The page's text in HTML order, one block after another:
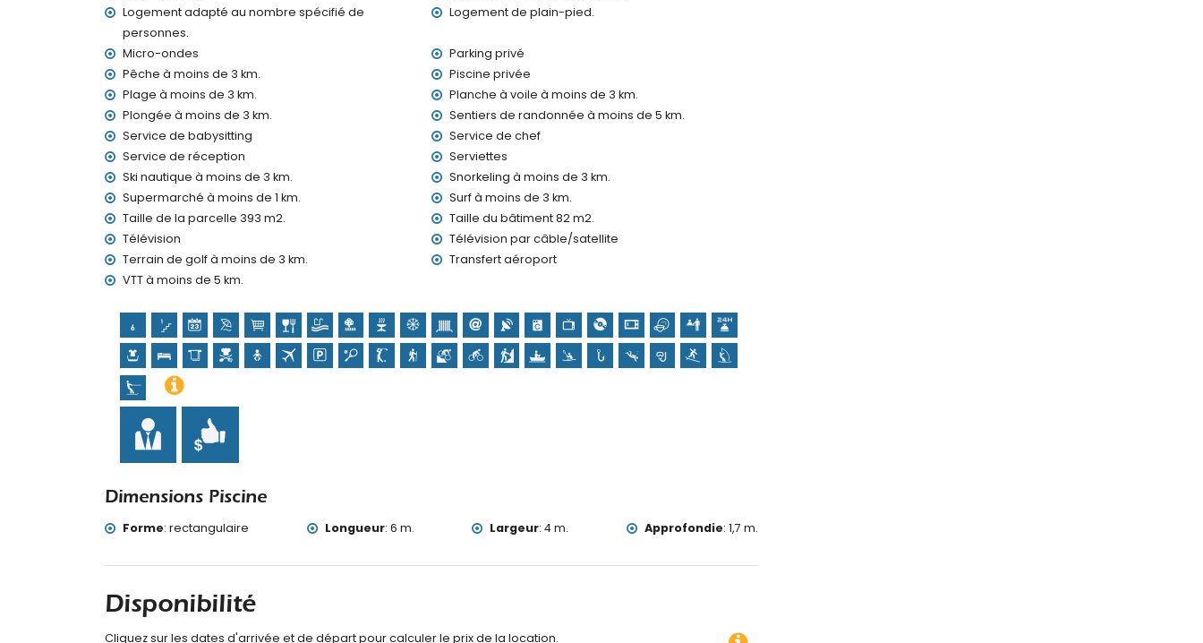
Chauffage par air et climatisation
Équipements et services en supplément
Service d'aéroport
Service de cuisine, service de blanchisserie et service de babysitting
Lit supplémentaire et lits/couffins pour enfants (sur demande)
Activités de divertissement et de loisirs pour vos vacances à Moraira, Costa Blanca
Bar (à moins de 1000 mètres de la maison)
Discothèque et promenade (à moins de 5 kilomètres de la maison)
Sites et culture à Moraira, Costa Blanca
Église, château et ruines (à moins de 5 kilomètres de l'hébergement)
Musée (à moins de 25 kilomètres de l'hébergement)
Sports
à voile et ski nautique (à moins de 5 kilomètres de la villa)
Équitation (à moins de 10 kilomètres de la villa)
Logement adapté au nombre spécifié de
personnes.
Logement de plain-pied.
Micro-ondes
Parking privé
Pêche à moins de 3 km.
Piscine privée
Plage à moins de 3 km.
Planche à voile à moins de 3 km.
Plongée à moins de 3 km.
Sentiers de randonnée à moins de 5 km.
Service de babysitting
Service de chef
Service de réception
Serviettes
Ski nautique à moins de 3 km.
Snorkeling à moins de 3 km.
Supermarché à moins de 1 km.
Surf à moins de 3 km.
Taille de la parcelle 393 m2.
Taille du bâtiment 82 m2.
Télévision
Télévision par câble/satellite
Terrain de golf à moins de 3 km.
Transfert aéroport
VTT à moins de 5 km.
Dimensions Piscine
Forme: rectangulaire Longueur: 6 m. Largeur:4 m. Approfondie: 1,7 m.
Disponibilité
Cliquez sur les dates d'arrivée et de départ pour calculer le prix de la location.